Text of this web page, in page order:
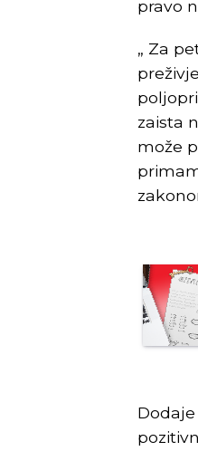
pravo
„ Za
zaista
može